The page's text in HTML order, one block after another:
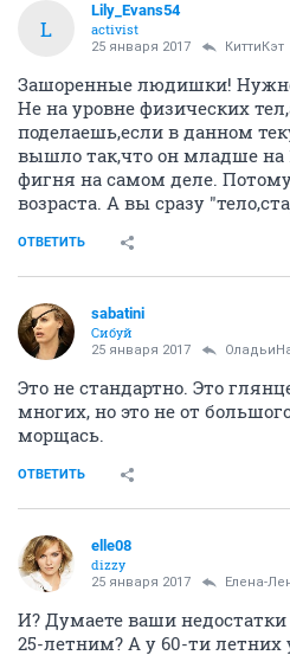
L
Lilу_Evans54
activist
25 января 2017 КиттиКэт
Зашоренные людишки!
Не на уровне физических
поделаешь,если в данном
вышло так,что он младше на
фигня на самом деле.
возраста. А вы сразу
ОТВЕТИТЬ
sabatini
Сибуй
25 января 2017
Это не стандартно. Это
многих, но это не от
морщась.
ОТВЕТИТЬ
elle08
dizzy
25 января 2017 Елена-
И? Думаете ваши
25-летним? А у 60-ти летних